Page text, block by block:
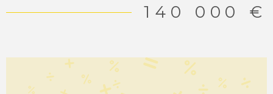
informations sur les risques auxquels ce bien est exposé
sont disponibles sur le site Géorisques140 000 €